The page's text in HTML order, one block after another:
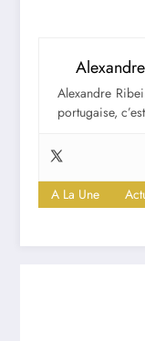
Alexandre
portugaise,
A La Une